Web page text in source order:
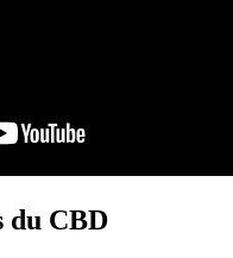
du CBD